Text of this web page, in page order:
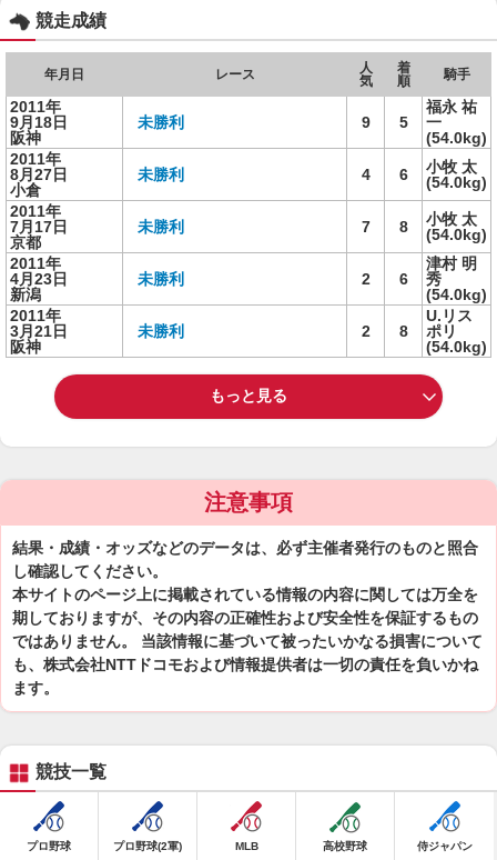
競走成績
年月日 レース
人
気
着
順
騎手
2011年
9月18日
阪神
未勝利 9 5
福永 祐
一
(54.0kg)
2011年
8月27日
小倉
未勝利 4 6
小牧 太
(54.0kg)
2011年
7月17日
京都
未勝利 7 8
小牧 太
(54.0kg)
2011年
4月23日
新潟
未勝利 2 6
津村 明
秀
(54.0kg)
2011年
3月21日
阪神
未勝利 2 8
U.リス
ポリ
(54.0kg)
もっと見る
注意事項
結果・成績・オッズなどのデータは、必ず主催者発行のものと照合
し確認してください。
本サイトのページ上に掲載されている情報の内容に関しては万全を
期しておりますが、その内容の正確性および安全性を保証するもの
ではありません。 当該情報に基づいて被ったいかなる損害について
も、株式会社NTTドコモおよび情報提供者は一切の責任を負いかね
ます。
競技一覧
プロ野球 プロ野球(2軍) MLB 高校野球 侍ジャパン